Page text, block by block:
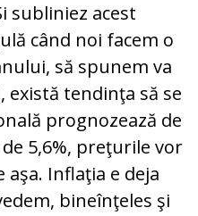
subliniez acest
când noi facem o
să spunem va
există tendinţa să se
prognozează de
5,6%, preţurile vor
aşa. Inflaţia e deja
bineînţeles şi